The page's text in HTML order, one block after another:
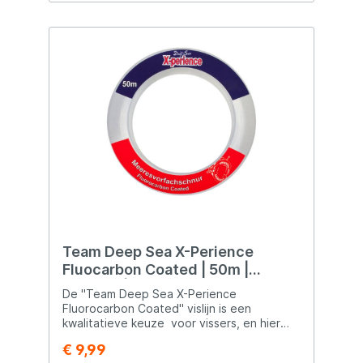
Team Deep Sea X-Perience
Fluocarbon Coated | 50m |
0.45mm | 17.25kg
De "Team Deep Sea X-Perience
Fluorocarbon Coated" vislijn is een
kwalitatieve keuze voor vissers, en hier
Fluorocarbon Coating: De lijn is bedekt met
€ 9,99